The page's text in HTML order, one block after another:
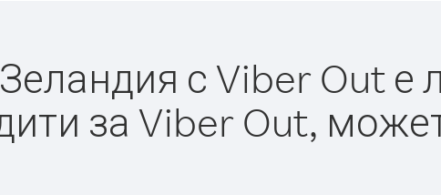
с Viber Out е
за Viber Out,